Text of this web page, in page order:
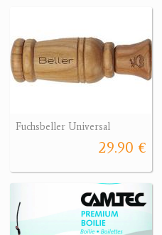
Fuchsbeller Universal
29.90 €